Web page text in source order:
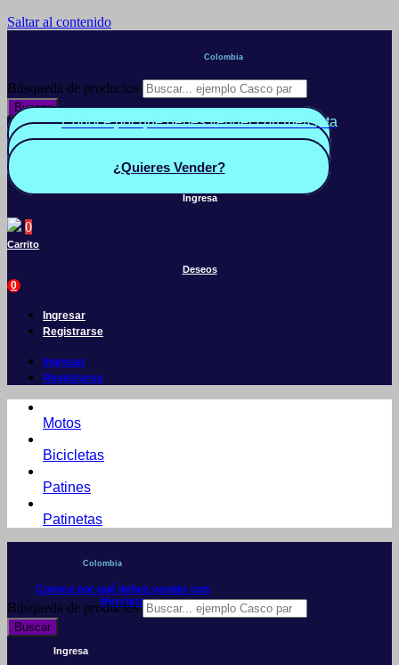
Saltar al contenido
Colombia
Búsqueda de productos
Buscar
Conoce por qué debes vender con mercleta
Quiero Vender
¿Quieres Vender?
Ingresa
0
Carrito
Deseos
0
Ingresar
Registrarse
Ingresar
Registrarse
Motos
Bicicletas
Patines
Patinetas
Colombia
Conoce por qué debes vender con
Mercleta
Búsqueda de productos
Buscar
Ingresa